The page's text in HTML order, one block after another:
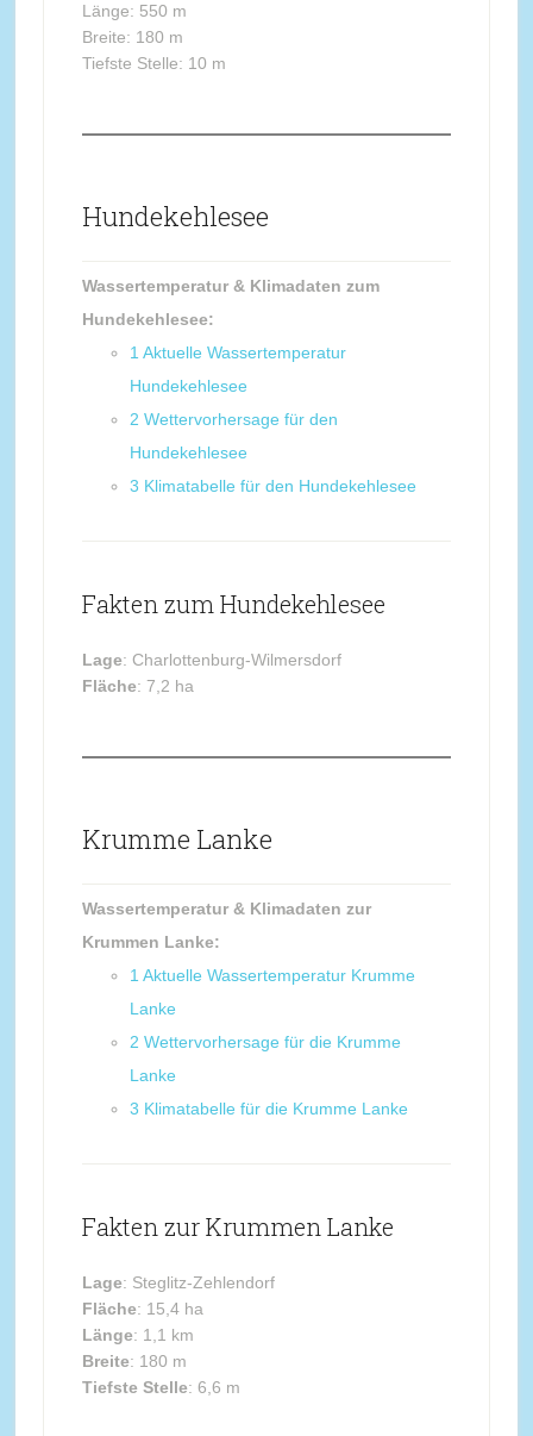
Länge: 550 m
Breite: 180 m
Tiefste Stelle: 10 m
Hundekehlesee
Wassertemperatur & Klimadaten zum
Hundekehlesee:
1 Aktuelle Wassertemperatur
Hundekehlesee
2 Wettervorhersage für den
Hundekehlesee
3 Klimatabelle für den Hundekehlesee
Fakten zum Hundekehlesee
Lage: Charlottenburg-Wilmersdorf
Fläche: 7,2 ha
Krumme Lanke
Wassertemperatur & Klimadaten zur
Krummen Lanke:
1 Aktuelle Wassertemperatur Krumme
Lanke
2 Wettervorhersage für die Krumme
Lanke
3 Klimatabelle für die Krumme Lanke
Fakten zur Krummen Lanke
Lage: Steglitz-Zehlendorf
Fläche: 15,4 ha
Länge: 1,1 km
Breite: 180 m
Tiefste Stelle: 6,6 m